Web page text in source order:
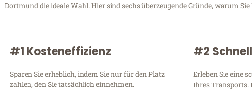
Dortmund die ideale Wahl. Hier sind sechs überzeugende Gründe, warum
#1 Kosteneffizienz
Sparen Sie erheblich, indem Sie nur für den Platz
zahlen, den Sie tatsächlich einnehmen.
#2
Erleben Sie eine
Ihres Transports.